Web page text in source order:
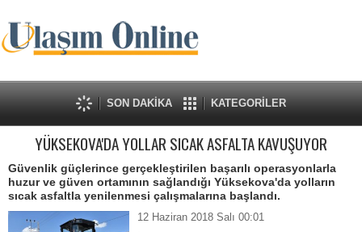
SON DAKİKA KATEGORİLER
YÜKSEKOVA'DA YOLLAR SICAK ASFALTA KAVUŞUYOR
Güvenlik güçlerince gerçekleştirilen başarılı operasyonlarla
huzur ve güven ortamının sağlandığı Yüksekova'da yolların
sıcak asfaltla yenilenmesi çalışmalarına başlandı.
12 Haziran 2018 Salı 00:01